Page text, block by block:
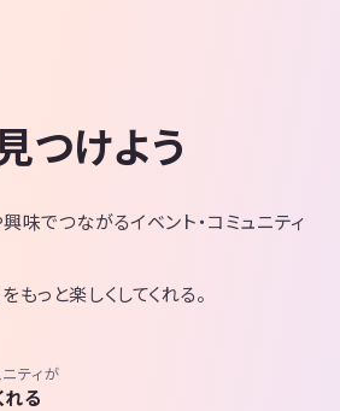
つけよう
味でつながるイベント・コミュニティ
もっと楽しくしてくれる。
ティが
れる